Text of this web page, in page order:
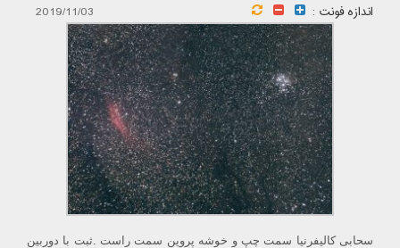
اندازه فونت : 2019/11/03
سحابی کالیفرنیا سمت چپ و خوشه پروین سمت راست .ثبت با دوربین